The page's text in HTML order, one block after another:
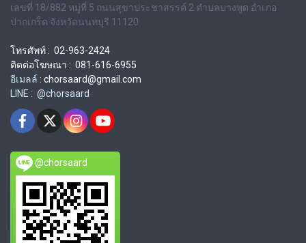
เลขที่ 18/882 หมู่ที่ 5 ถนนสุขาประชาสรรค์ 2 ตำบลบางพูด อำเภอ
ปากเกร็ด จังหวัดนนทบุรี 11120
โทรศัพท์ : 02-963-2424
ติดต่อโฆษณา : 081-616-6955
อีเมลล์ : chorsaard@gmail.com
LINE : @chorsaard
@chorsaard